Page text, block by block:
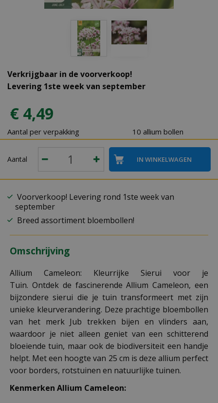
Verkrijgbaar in de voorverkoop!
Levering 1ste week van september
€ 4,49
Aantal per verpakking 10 allium bollen
Aantal
Voorverkoop! Levering rond 1ste week van
september
Breed assortiment bloembollen!
Omschrijving
Allium Cameleon: Kleurrijke Sierui voor je
Tuin. Ontdek de fascinerende Allium Cameleon, een
bijzondere sierui die je tuin transformeert met zijn
unieke kleurverandering. Deze prachtige bloembollen
van het merk Jub trekken bijen en vlinders aan,
waardoor je niet alleen geniet van een schitterend
bloeiende tuin, maar ook de biodiversiteit een handje
helpt. Met een hoogte van 25 cm is deze allium perfect
voor borders, rotstuinen en natuurlijke tuinen.
Kenmerken Allium Cameleon: